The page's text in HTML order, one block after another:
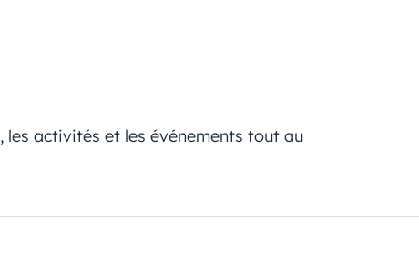
les activités et les événements tout au